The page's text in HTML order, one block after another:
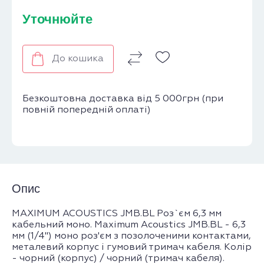
Уточнюйте
До кошика
Безкоштовна доставка від 5 000грн (при
повній попередній оплаті)
Опис
MAXIMUM ACOUSTICS JMB.BL Роз`єм 6,3 мм
кабельний моно. Maximum Acoustics JMB.BL - 6,3
мм (1/4") моно роз'єм з позолоченими контактами,
металевий корпус і гумовий тримач кабеля. Колір
- чорний (корпус) / чорний (тримач кабеля).